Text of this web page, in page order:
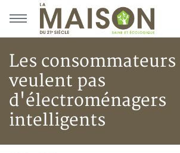
Aller au menu principal
Aller au contenu principal
Les consommateurs
veulent pas
d'électroménagers
intelligents